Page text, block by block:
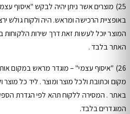
25) מוצרים אשר ניתן יהיה לבקש "איסוף
באופציית הרכישה ומראש. היה ולקוח גולש
המוצר יוכל לעשות זאת דרך שירות
האתר בלבד .
26) "איסוף עצמי" – מוגדר מראש במקום
מקום וכתובת ולכל מוצר ומוצר . ליד כל
באתר . המסירה ללקוח תהא לפי הגדרת
המוגדרים בלבד.